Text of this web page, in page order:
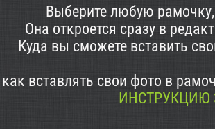
Выберите любую
Она откроется сразу в
Куда вы сможете вставить
вставлять свои фото в
ИНСТРУКЦИЮ